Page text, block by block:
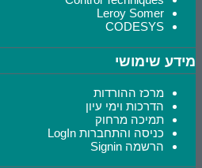
Leroy Somer
CODESYS
מידע שימושי
מרכז ההורדות
הדרכות וימי עיון
תמיכה מרחוק
כניסה והתחברות LogIn
הרשמה Signin